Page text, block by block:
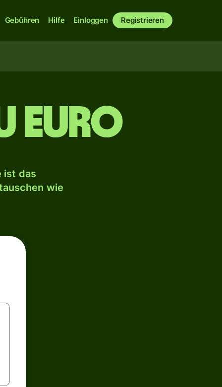
Gebühren Hilfe Einloggen Registrieren
Euro
ist das
wie